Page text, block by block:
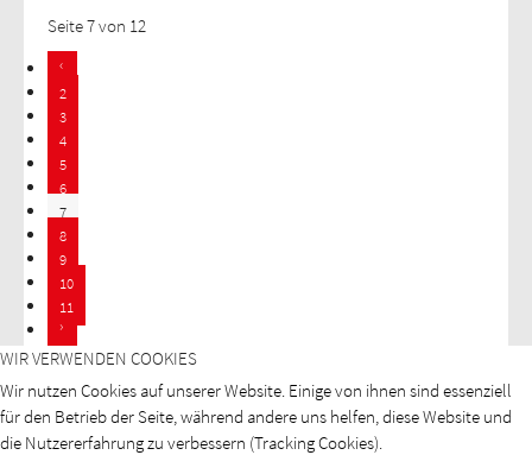
Seite 7 von 12
2
3
4
5
6
7
8
9
10
11
WIR VERWENDEN COOKIES
Wir nutzen Cookies auf unserer Website. Einige von ihnen sind essenziell
für den Betrieb der Seite, während andere uns helfen, diese Website und
die Nutzererfahrung zu verbessern (Tracking Cookies).